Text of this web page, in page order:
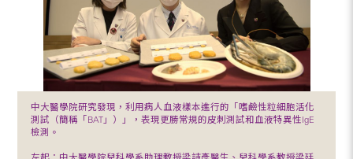
中大醫學院研究發現，利用病人血液樣本進行的「嗜鹼性粒細胞活化
測試（簡稱「BAT」）」，表現更勝常規的皮刺測試和血液特異性IgE
檢測。